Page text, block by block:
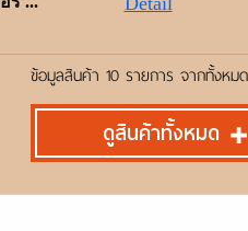
ข้อมูลสินค้า 10 รายการ จากทั้งหม
ดูสินค้าทั้งหมด